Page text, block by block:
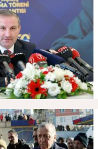
Pazar - 17:34
Perşembe - 21:04